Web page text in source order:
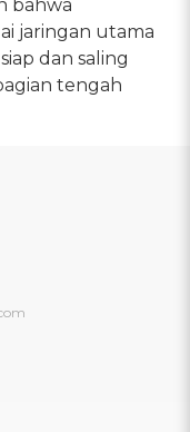
bahwa
jaringan utama
dan saling
tengah